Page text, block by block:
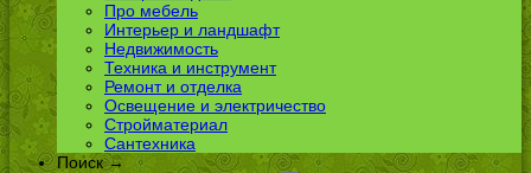
Про мебель
Интерьер и ландшафт
Недвижимость
Техника и инструмент
Ремонт и отделка
Освещение и электричество
Стройматериал
Сантехника
Поиск →